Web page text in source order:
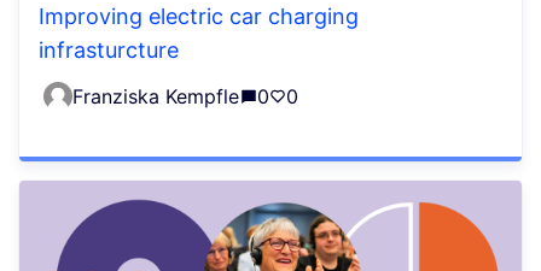
Improving electric car charging
infrasturcture
Franziska Kempfle 0 0